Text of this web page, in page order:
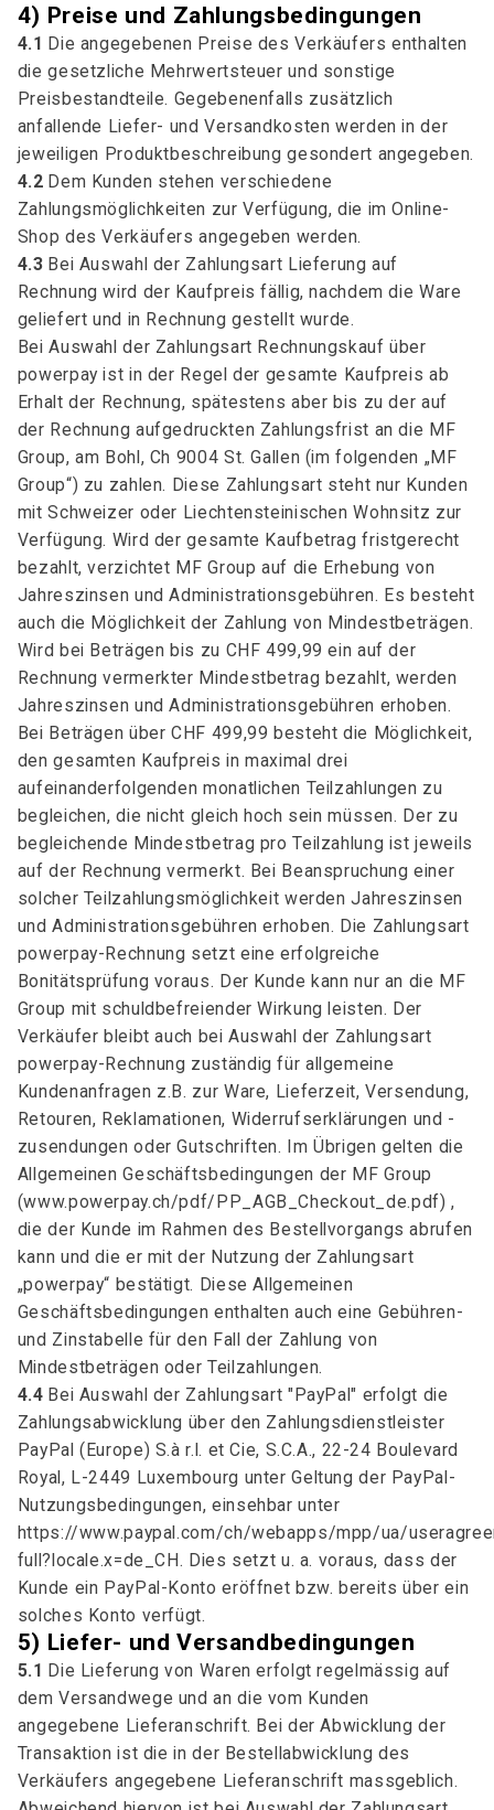
4) Preise und Zahlungsbedingungen
4.1 Die angegebenen Preise des Verkäufers enthalten
die gesetzliche Mehrwertsteuer und sonstige
Preisbestandteile. Gegebenenfalls zusätzlich
anfallende Liefer- und Versandkosten werden in der
jeweiligen Produktbeschreibung gesondert angegeben.
4.2 Dem Kunden stehen verschiedene
Zahlungsmöglichkeiten zur Verfügung, die im Online-
Shop des Verkäufers angegeben werden.
4.3 Bei Auswahl der Zahlungsart Lieferung auf
Rechnung wird der Kaufpreis fällig, nachdem die Ware
geliefert und in Rechnung gestellt wurde.
Bei Auswahl der Zahlungsart Rechnungskauf über
powerpay ist in der Regel der gesamte Kaufpreis ab
Erhalt der Rechnung, spätestens aber bis zu der auf
der Rechnung aufgedruckten Zahlungsfrist an die MF
Group, am Bohl, Ch 9004 St. Gallen (im folgenden „MF
Group“) zu zahlen. Diese Zahlungsart steht nur Kunden
mit Schweizer oder Liechtensteinischen Wohnsitz zur
Verfügung. Wird der gesamte Kaufbetrag fristgerecht
bezahlt, verzichtet MF Group auf die Erhebung von
Jahreszinsen und Administrationsgebühren. Es besteht
auch die Möglichkeit der Zahlung von Mindestbeträgen.
Wird bei Beträgen bis zu CHF 499,99 ein auf der
Rechnung vermerkter Mindestbetrag bezahlt, werden
Jahreszinsen und Administrationsgebühren erhoben.
Bei Beträgen über CHF 499,99 besteht die Möglichkeit,
den gesamten Kaufpreis in maximal drei
aufeinanderfolgenden monatlichen Teilzahlungen zu
begleichen, die nicht gleich hoch sein müssen. Der zu
begleichende Mindestbetrag pro Teilzahlung ist jeweils
auf der Rechnung vermerkt. Bei Beanspruchung einer
solcher Teilzahlungsmöglichkeit werden Jahreszinsen
und Administrationsgebühren erhoben. Die Zahlungsart
powerpay-Rechnung setzt eine erfolgreiche
Bonitätsprüfung voraus. Der Kunde kann nur an die MF
Group mit schuldbefreiender Wirkung leisten. Der
Verkäufer bleibt auch bei Auswahl der Zahlungsart
powerpay-Rechnung zuständig für allgemeine
Kundenanfragen z.B. zur Ware, Lieferzeit, Versendung,
Retouren, Reklamationen, Widerrufserklärungen und -
zusendungen oder Gutschriften. Im Übrigen gelten die
Allgemeinen Geschäftsbedingungen der MF Group
(www.powerpay.ch/pdf/PP_AGB_Checkout_de.pdf) ,
die der Kunde im Rahmen des Bestellvorgangs abrufen
kann und die er mit der Nutzung der Zahlungsart
„powerpay“ bestätigt. Diese Allgemeinen
Geschäftsbedingungen enthalten auch eine Gebühren-
und Zinstabelle für den Fall der Zahlung von
Mindestbeträgen oder Teilzahlungen.
4.4 Bei Auswahl der Zahlungsart "PayPal" erfolgt die
Zahlungsabwicklung über den Zahlungsdienstleister
PayPal (Europe) S.à r.l. et Cie, S.C.A., 22-24 Boulevard
Royal, L-2449 Luxembourg unter Geltung der PayPal-
Nutzungsbedingungen, einsehbar unter
https://www.paypal.com/ch/webapps/mpp/ua/
full?locale.x=de_CH. Dies setzt u. a. voraus, dass der
Kunde ein PayPal-Konto eröffnet bzw. bereits über ein
solches Konto verfügt.
5) Liefer- und Versandbedingungen
5.1 Die Lieferung von Waren erfolgt regelmässig auf
dem Versandwege und an die vom Kunden
angegebene Lieferanschrift. Bei der Abwicklung der
Transaktion ist die in der Bestellabwicklung des
Verkäufers angegebene Lieferanschrift massgeblich.